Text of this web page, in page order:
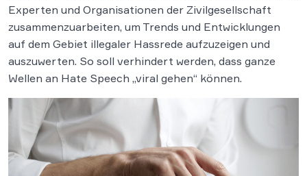
Experten und Organisationen der Zivilgesellschaft
zusammenzuarbeiten, um Trends und Entwicklungen
auf dem Gebiet illegaler Hassrede aufzuzeigen und
auszuwerten. So soll verhindert werden, dass ganze
Wellen an Hate Speech „viral gehen“ können.